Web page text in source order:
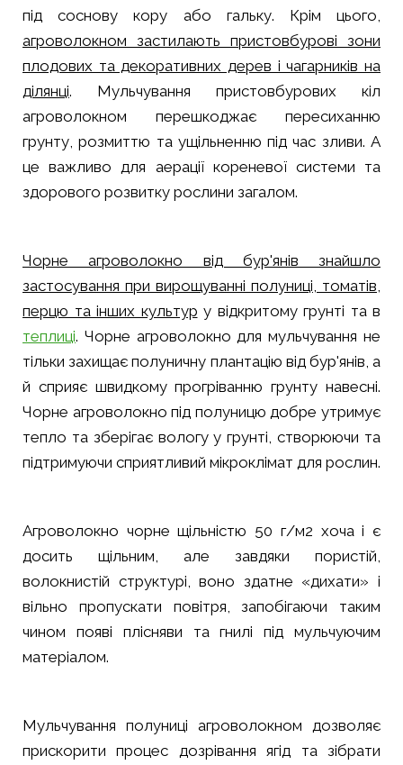
під соснову кору або гальку. Крім цього,
агроволокном застилають пристовбурові зони
плодових та декоративних дерев і чагарників на
ділянці. Мульчування пристовбурових кіл
агроволокном перешкоджає пересиханню
грунту, розмиттю та ущільненню під час зливи. А
це важливо для аерації кореневої системи та
здорового розвитку рослини загалом.
Чорне агроволокно від бур'янів знайшло
застосування при вирощуванні полуниці, томатів,
перцю та інших культур у відкритому грунті та в
теплиці. Чорне агроволокно для мульчування не
тільки захищає полуничну плантацію від бур'янів, а
й сприяє швидкому прогріванню грунту навесні.
Чорне агроволокно під полуницю добре утримує
тепло та зберігає вологу у грунті, створюючи та
підтримуючи сприятливий мікроклімат для рослин.
Агроволокно чорне щільністю 50 г/м2 хоча і є
досить щільним, але завдяки пористій,
волокнистій структурі, воно здатне «дихати» і
вільно пропускати повітря, запобігаючи таким
чином появі плісняви та гнилі під мульчуючим
матеріалом.
Мульчування полуниці агроволокном дозволяє
прискорити процес дозрівання ягід та зібрати